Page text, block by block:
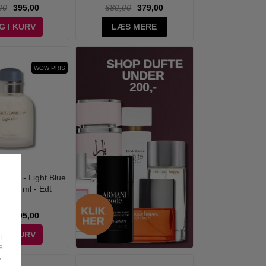
395,00
I KURV
680,00
379,00
LÆS MERE
WOW PRIS
- Light Blue
- 125 ml - Edt
495,00
I KURV